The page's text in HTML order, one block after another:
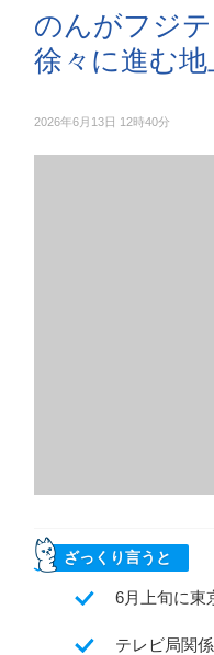
のんがフジ
徐々に進む
2026年6月13日 12時40分
ざっくり言うと
6月上旬に東
テレビ局関